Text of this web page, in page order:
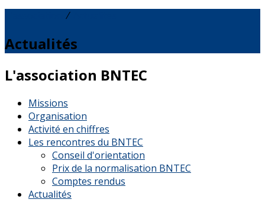
⁄
Actualités
L'association BNTEC
Missions
Organisation
Activité en chiffres
Les rencontres du BNTEC
Conseil d'orientation
Prix de la normalisation BNTEC
Comptes rendus
Actualités